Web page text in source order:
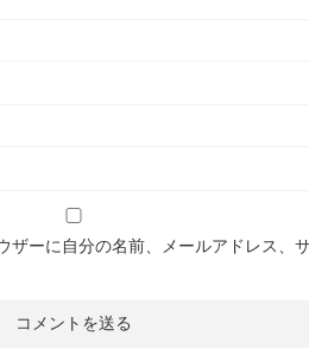
ザーに自分の名前、メールアドレス、